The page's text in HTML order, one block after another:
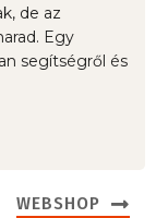
de az
Egy
segítségről és
WEBSHOP